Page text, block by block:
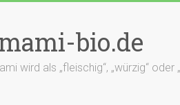
bio.de
wird als „fleischig“, „würzig“